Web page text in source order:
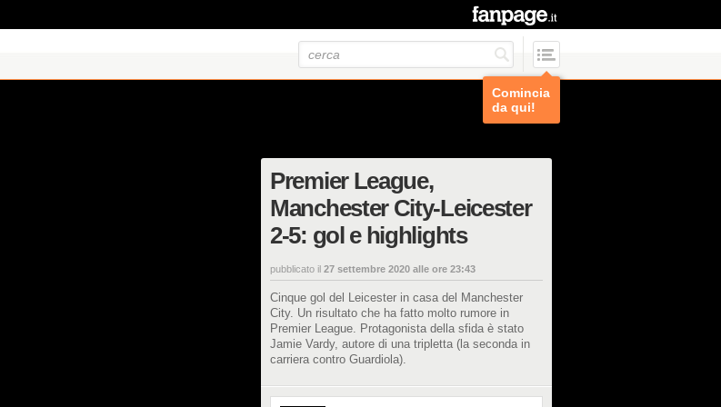
Comincia
da qui!
Premier League,
Manchester City-Leicester
2-5: gol e highlights
pubblicato il 27 settembre 2020 alle ore 23:43
Cinque gol del Leicester in casa del Manchester
City. Un risultato che ha fatto molto rumore in
Premier League. Protagonista della sfida è stato
Jamie Vardy, autore di una tripletta (la seconda in
carriera contro Guardiola).